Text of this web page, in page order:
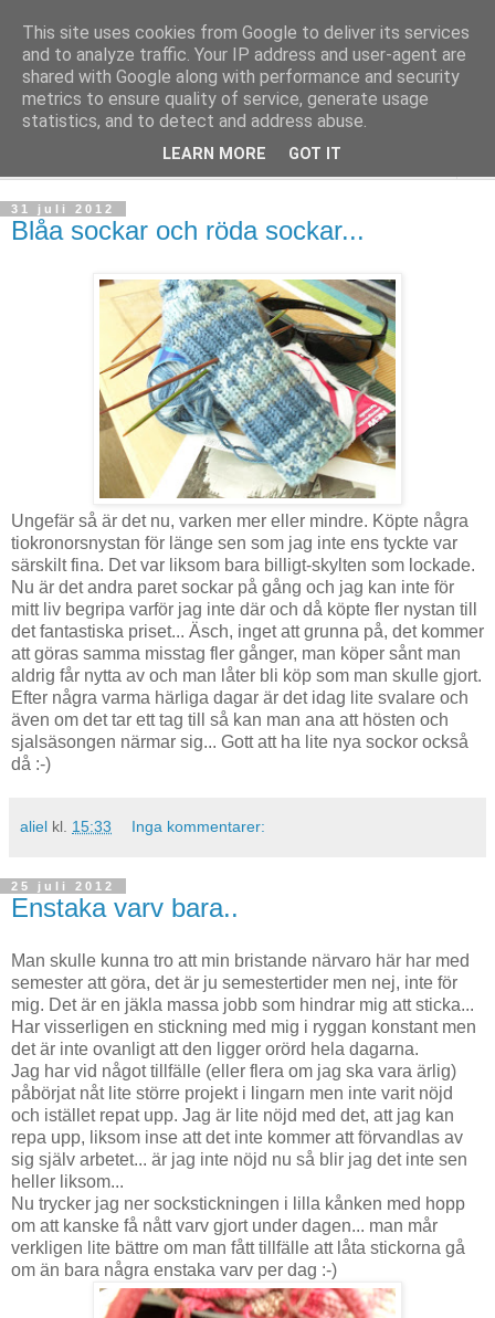
mönsterlöst
virkning och stickning maskor och varv, mönsterlöst
31 juli 2012
Blåa sockar och röda sockar...
Ungefär så är det nu, varken mer eller mindre. Köpte några
tiokronorsnystan för länge sen som jag inte ens tyckte var
särskilt fina. Det var liksom bara billigt-skylten som lockade.
Nu är det andra paret sockar på gång och jag kan inte för
mitt liv begripa varför jag inte där och då köpte fler nystan till
det fantastiska priset... Äsch, inget att grunna på, det kommer
att göras samma misstag fler gånger, man köper sånt man
aldrig får nytta av och man låter bli köp som man skulle gjort.
Efter några varma härliga dagar är det idag lite svalare och
även om det tar ett tag till så kan man ana att hösten och
sjalsäsongen närmar sig... Gott att ha lite nya sockor också
då :-)
aliel kl. 15:33 Inga kommentarer:
25 juli 2012
Enstaka varv bara..
Man skulle kunna tro att min bristande närvaro här har med
semester att göra, det är ju semestertider men nej, inte för
mig. Det är en jäkla massa jobb som hindrar mig att sticka...
Har visserligen en stickning med mig i ryggan konstant men
det är inte ovanligt att den ligger orörd hela dagarna.
Jag har vid något tillfälle (eller flera om jag ska vara ärlig)
påbörjat nåt lite större projekt i lingarn men inte varit nöjd
och istället repat upp. Jag är lite nöjd med det, att jag kan
repa upp, liksom inse att det inte kommer att förvandlas av
sig själv arbetet... är jag inte nöjd nu så blir jag det inte sen
heller liksom...
Nu trycker jag ner sockstickningen i lilla kånken med hopp
om att kanske få nått varv gjort under dagen... man mår
verkligen lite bättre om man fått tillfälle att låta stickorna gå
om än bara några enstaka varv per dag :-)
This site uses cookies from Google to deliver its services
and to analyze traffic. Your IP address and user-agent are
shared with Google along with performance and security
metrics to ensure quality of service, generate usage
statistics, and to detect and address abuse.
LEARN MORE GOT IT